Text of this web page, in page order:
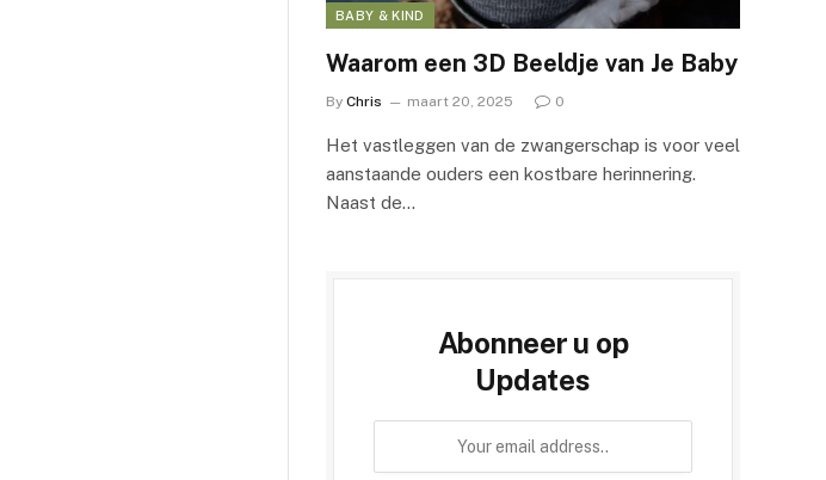
BABY & KIND
Waarom een 3D Beeldje van Je Baby
By Chris maart 20, 2025 0
Het vastleggen van de zwangerschap is voor veel
aanstaande ouders een kostbare herinnering.
Naast de…
Abonneer u op
Updates